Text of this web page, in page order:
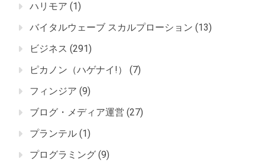
ハリモア (1)
バイタルウェーブ スカルプローション (13)
ビジネス (291)
ピカノン（ハゲナイ!）
(7)
フィンジア (9)
ブログ・メディア運営 (27)
プランテル (1)
プログラミング (9)